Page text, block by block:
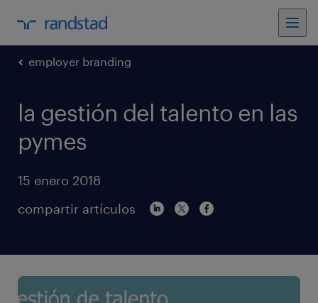
employer branding
la gestión del talento en las
pymes
15 enero 2018
compartir artículos